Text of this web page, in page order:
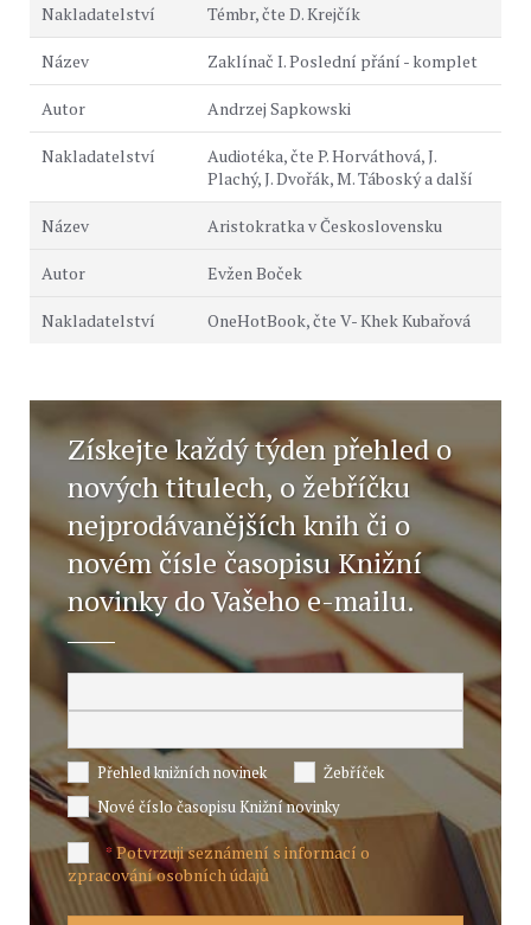
Témbr, čte D. Krejčík
Zaklínač I. Poslední přání - komplet
Andrzej Sapkowski
Audiotéka, čte P. Horváthová, J.
Plachý, J. Dvořák, M. Táboský a další
Aristokratka v Československu
Evžen Boček
OneHotBook, čte V- Khek Kubařová
Získejte každý týden přehled o
nových titulech, o žebříčku
nejprodávanějších knih či o
novém čísle časopisu Knižní
novinky do Vašeho e-mailu.
Přehled knižních novinek
Žebříček
Nové číslo časopisu Knižní novinky
*Potvrzuji seznámení s informací o
zpracování osobních údajů